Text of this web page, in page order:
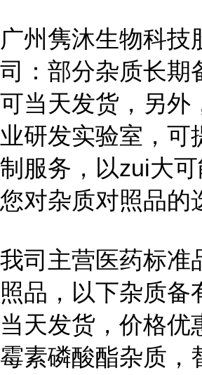
广州隽沐生物科技
司：部分杂质长期
可当天发货，另外
业研发实验室，可
制服务，以zui大
您对杂质对照品的
我司主营医药标准
照品，以下杂质备
当天发货，价格优
霉素磷酸酯杂质，